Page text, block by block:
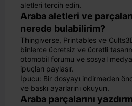
aletleri tercih edin.
Araba aletleri ve
nerede bulabilirim?
Thingiverse, Printables ve
binlerce ücretsiz ve ücretli
otomobil forumu ve sosyal
ipuçları paylaşır.
İpucu: Bir dosyayı indirmeden
ve baskı ayarlarını okuyun.
Araba parçalarını